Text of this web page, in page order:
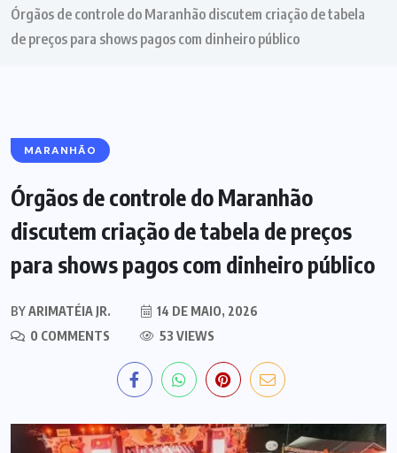
Órgãos de controle do Maranhão discutem criação de tabela
de preços para shows pagos com dinheiro público
MARANHÃO
Órgãos de controle do Maranhão
discutem criação de tabela de preços
para shows pagos com dinheiro público
BYARIMATÉIA JR.
14 DE MAIO, 2026
0 COMMENTS
53 VIEWS